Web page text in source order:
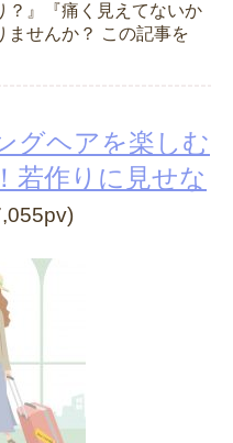
？』『痛く見えてないか
ませんか？ この記事を
グヘアを楽しむ
若作りに見せな